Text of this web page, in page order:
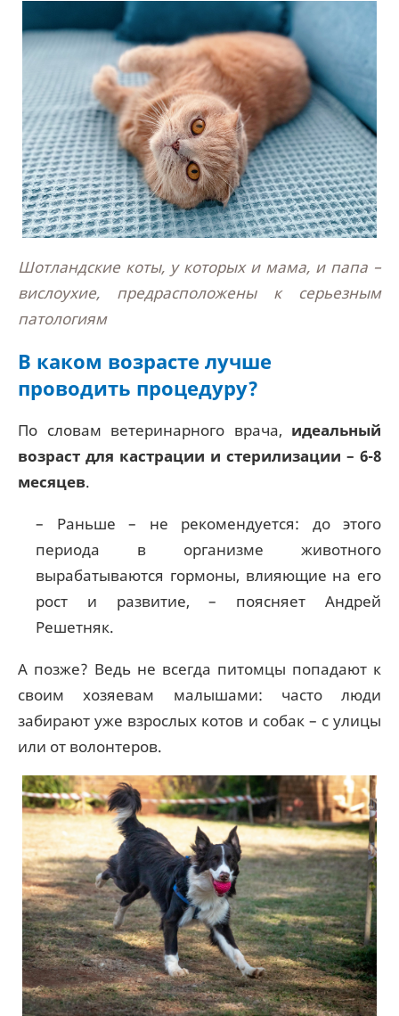
Шотландские коты, у которых и мама, и папа –
вислоухие, предрасположены к серьезным
патологиям
В каком возрасте лучше
проводить процедуру?
По словам ветеринарного врача, идеальный
возраст для кастрации и стерилизации – 6-8
месяцев.
– Раньше – не рекомендуется: до этого
периода в организме животного
вырабатываются гормоны, влияющие на его
рост и развитие, – поясняет Андрей
Решетняк.
А позже? Ведь не всегда питомцы попадают к
своим хозяевам малышами: часто люди
забирают уже взрослых котов и собак – с улицы
или от волонтеров.